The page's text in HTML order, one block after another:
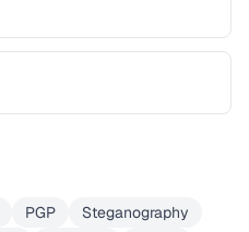
PGP
Steganography